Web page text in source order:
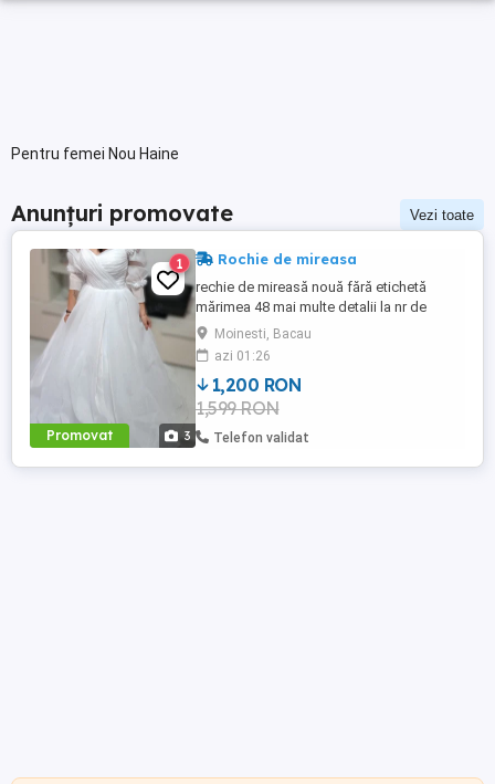
Pentru femei Nou Haine
Anunțuri promovate Vezi toate
Promovat 3
1 Rochie de mireasa
rechie de mireasă nouă fără etichetă
mărimea 48 mai multe detalii la nr de
telefonMoinesti, Bacau
azi 01:26
1,200 RON
1,599 RON
Telefon validat